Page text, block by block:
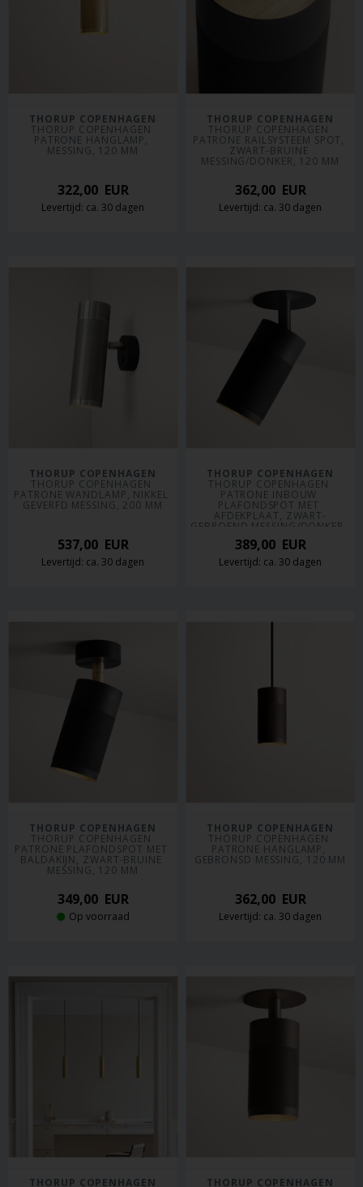
THORUP COPENHAGEN
THORUP COPENHAGEN
PATRONE HANGLAMP,
MESSING, 120 MM
322,00EUR
Levertijd: ca. 30 dagen
THORUP COPENHAGEN
THORUP COPENHAGEN
PATRONE RAILSYSTEEM SPOT,
ZWART-BRUINE
MESSING/DONKER, 120 MM
362,00EUR
Levertijd: ca. 30 dagen
THORUP COPENHAGEN
THORUP COPENHAGEN
PATRONE WANDLAMP, NIKKEL
GEVERFD MESSING, 200 MM
537,00EUR
Levertijd: ca. 30 dagen
THORUP COPENHAGEN
THORUP COPENHAGEN
PATRONE INBOUW
PLAFONDSPOT MET
AFDEKPLAAT, ZWART-
GEBROEND MESSING/DONKER,
120 MM
389,00EUR
Levertijd: ca. 30 dagen
THORUP COPENHAGEN
THORUP COPENHAGEN
PATRONE PLAFONDSPOT MET
BALDAKIJN, ZWART-BRUINE
MESSING, 120 MM
349,00EUR
Op voorraad
THORUP COPENHAGEN
THORUP COPENHAGEN
PATRONE HANGLAMP,
GEBRONSD MESSING, 120 MM
362,00EUR
Levertijd: ca. 30 dagen
THORUP COPENHAGEN THORUP COPENHAGEN